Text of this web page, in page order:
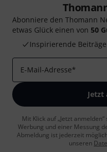
Abonniere den Thomann
etwas Glück einen von 50
Inspirierende Beiträge
E-Mail-Adresse*
Jetzt
Mit Klick auf „Jetzt
Werbung und einer Messung
Abmeldung ist jederzeit
unseren